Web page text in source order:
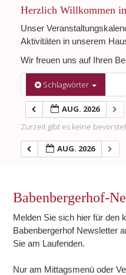
Herzlich Willkommen
Unser
Aktivitäten in unserem
Wir freuen uns auf Ihren
Schlagwörter
AUG. 2026
Zurzeit gibt es keine
AUG. 2026
Babenbergerhof-
Melden Sie sich hier für den
Babenbergerhof Newsletter
Sie am Laufenden.
Nur am Mittagsmenü oder